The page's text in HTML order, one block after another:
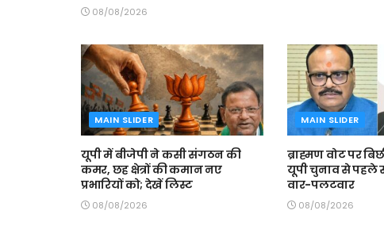
08/08/2026
MAIN SLIDER
यूपी में बीजेपी ने कसी संगठन की
कमर, छह क्षेत्रों की कमान नए
प्रभारियों को; देखें लिस्ट
08/08/2026
MAIN SLIDER
ब्राह्मण वोट पर
यूपी चुनाव से पहले
वार-पलटवार
08/08/2026